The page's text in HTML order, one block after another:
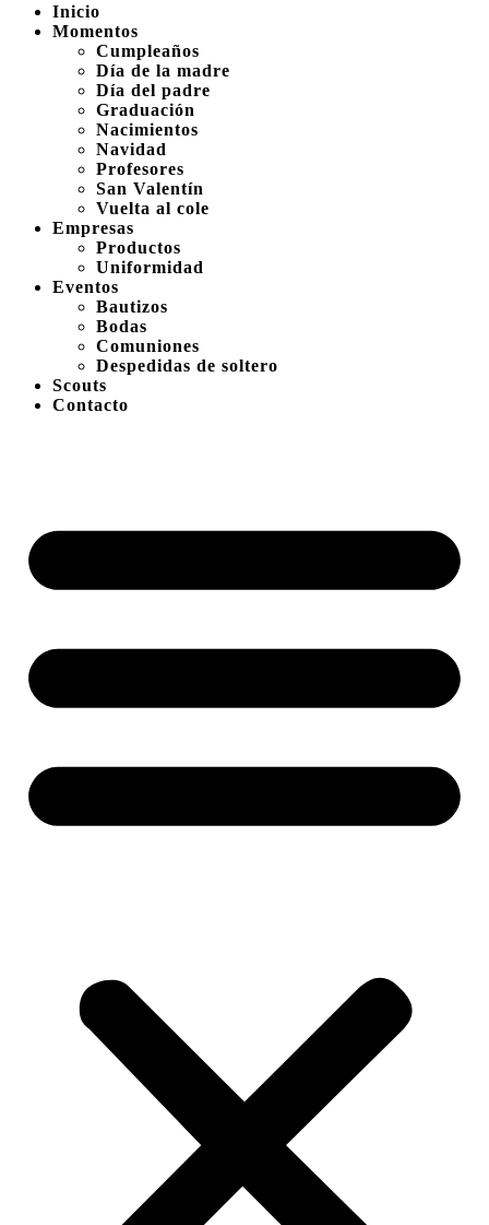
Inicio
Momentos
Cumpleaños
Día de la madre
Día del padre
Graduación
Nacimientos
Navidad
Profesores
San Valentín
Vuelta al cole
Empresas
Productos
Uniformidad
Eventos
Bautizos
Bodas
Comuniones
Despedidas de soltero
Scouts
Contacto